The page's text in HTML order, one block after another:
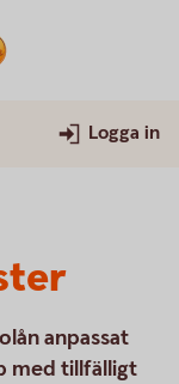
Logga in
anpassat
med tillfälligt